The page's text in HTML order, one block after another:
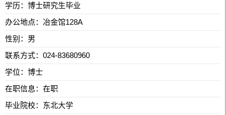
学历：博士研究生毕业
办公地点：冶金馆128A
性别：男
联系方式： 024-83680960
学位：博士
在职信息：在职
毕业院校：东北大学